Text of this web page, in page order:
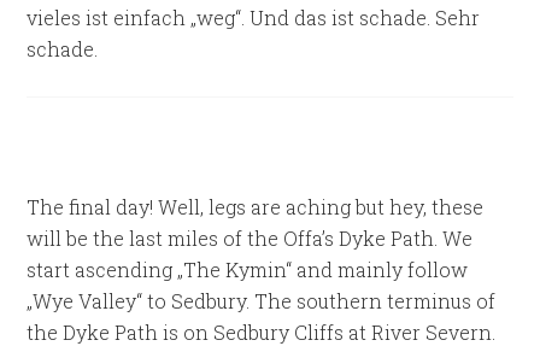
vieles ist einfach „weg“. Und das ist schade. Sehr
schade.
The final day! Well, legs are aching but hey, these
will be the last miles of the Offa’s Dyke Path. We
start ascending „The Kymin“ and mainly follow
„Wye Valley“ to Sedbury. The southern terminus of
the Dyke Path is on Sedbury Cliffs at River Severn.